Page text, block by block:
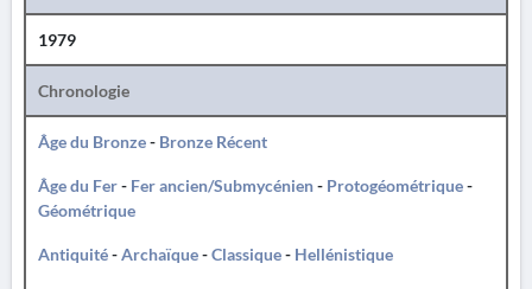
1979
Chronologie
Âge du Bronze- Bronze Récent
Âge du Fer- Fer ancien/Submycénien- Protogéométrique-
Géométrique
Antiquité-Archaïque-Classique- Hellénistique